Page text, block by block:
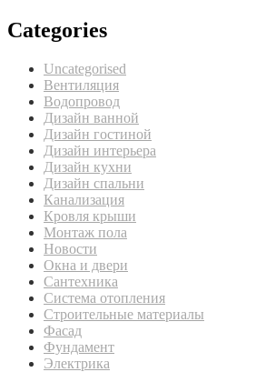
Categories
Uncategorised
Вентиляция
Водопровод
Дизайн ванной
Дизайн гостиной
Дизайн интерьера
Дизайн кухни
Дизайн спальни
Канализация
Кровля крыши
Монтаж пола
Новости
Окна и двери
Сантехника
Система отопления
Строительные материалы
Фасад
Фундамент
Электрика